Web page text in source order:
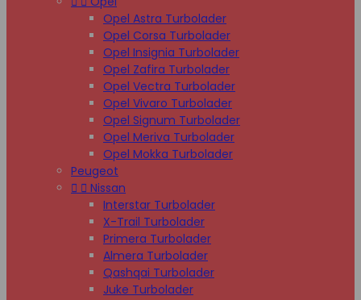
Opel Astra Turbolader
Opel Corsa Turbolader
Opel Insignia Turbolader
Opel Zafira Turbolader
Opel Vectra Turbolader
Opel Vivaro Turbolader
Opel Signum Turbolader
Opel Meriva Turbolader
Opel Mokka Turbolader
Peugeot
  Nissan
Interstar Turbolader
X-Trail Turbolader
Primera Turbolader
Almera Turbolader
Qashqai Turbolader
Juke Turbolader